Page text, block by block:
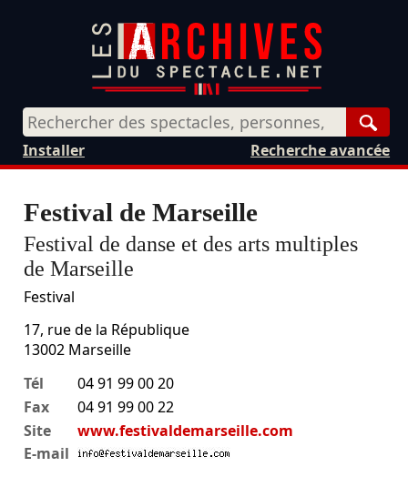
Recherche avancée
Installer
Festival de Marseille
Festival de danse et des arts multiples
de Marseille
Festival
17, rue de la République
13002 Marseille
Tél
04 91 99 00 20
Fax
04 91 99 00 22
Site
www.festivaldemarseille.com
E-mail